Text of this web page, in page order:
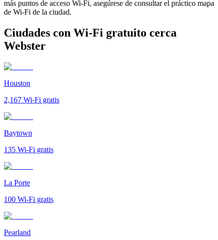
más puntos de acceso Wi-Fi, asegúrese de consultar el práctico mapa
de Wi-Fi de la ciudad.
Ciudades con Wi-Fi gratuito cerca
Webster
Houston
2,167 Wi-Fi gratis
Baytown
135 Wi-Fi gratis
La Porte
100 Wi-Fi gratis
Pearland